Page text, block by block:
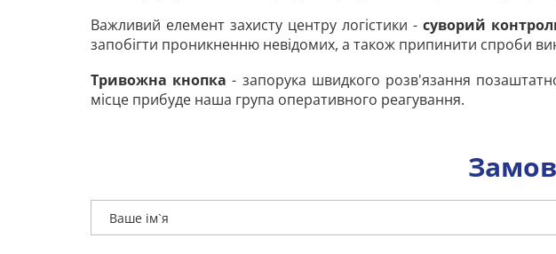
Важливий елемент захисту центру логістики - суворий
запобігти проникненню невідомих, а також припинити спроби
Тривожна кнопка - запорука швидкого розв'язання
місце прибуде наша група оперативного реагування.